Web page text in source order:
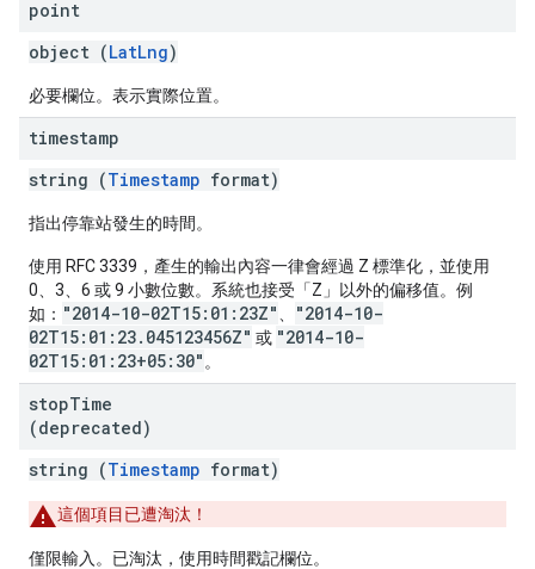
point
object (LatLng)
必要欄位。表示實際位置。
timestamp
string (Timestamp format)
指出停靠站發生的時間。
使用 RFC 3339，產生的輸出內容一律會經過 Z 標準化，並使用
0、3、6 或 9 小數位數。系統也接受「Z」以外的偏移值。例
如： "2014-10-02T15:01:23Z"
"2014-10-
02T15:01:23.045123456Z" 或 "2014-10-
02T15:01:23+05:30" 。
stopTime
(deprecated)
string (Timestamp format)
這個項目已遭淘汰！
僅限輸入。已淘汰，使用時間戳記欄位。